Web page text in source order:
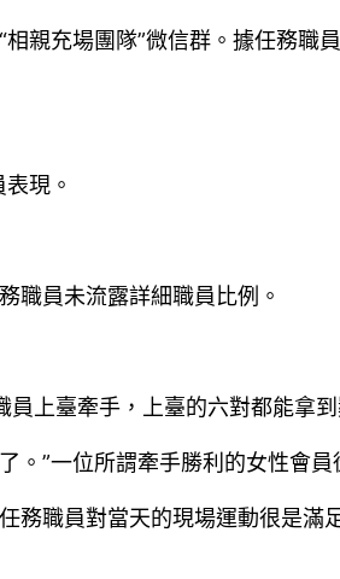
親充場團隊”微信群。據任務職
現。
職員未流露詳細職員比例。
上臺牽手，上臺的六對都能拿
。”一位所謂牽手勝利的女性會
務職員對當天的現場運動很是滿